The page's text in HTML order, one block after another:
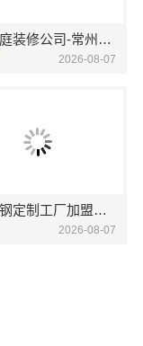
天宁家庭装修公司-常州宜居佳装饰工程有限公司
2026-08-07
江苏东钢定制工厂加盟条件与流程——江苏东钢金属科技有限公司
2026-08-07